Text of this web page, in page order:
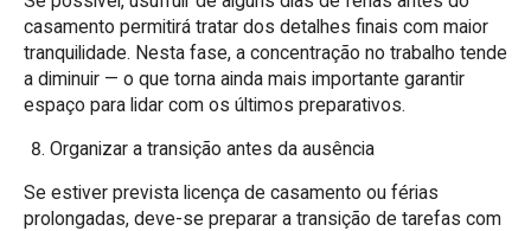
casamento permitirá tratar dos detalhes finais com maior
tranquilidade. Nesta fase, a concentração no trabalho tende
a diminuir — o que torna ainda mais importante garantir
espaço para lidar com os últimos preparativos.
Organizar a transição antes da ausência
Se estiver prevista licença de casamento ou férias
prolongadas, deve-se preparar a transição de tarefas com